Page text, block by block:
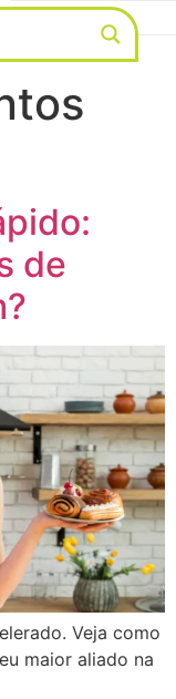
de
Veja como
maior aliado na